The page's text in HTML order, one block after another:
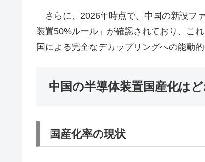
さらに、2026年時点で、中国の新設フ
装置50%ルール」が確認されており、こ
国による完全なデカップリングへの能動
中国の半導体装置国産化は
国産化率の現状